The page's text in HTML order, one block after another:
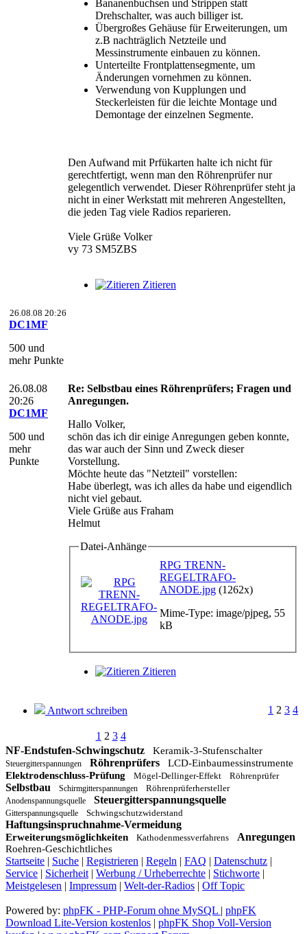
Bananenbuchsen und Strippen statt
Drehschalter, was auch billiger ist.
Übergroßes Gehäuse für Erweiterungen, um
z.B nachträglich Netzteile und
Messinstrumente einbauen zu können.
Unterteilte Frontplattensegmente, um
Änderungen vornehmen zu können.
Verwendung von Kupplungen und
Steckerleisten für die leichte Montage und
Demontage der einzelnen Segmente.
Den Aufwand mit Prfükarten halte ich nicht für
gerechtfertigt, wenn man den Röhrenprüfer nur
gelegentlich verwendet. Dieser Röhrenprüfer steht ja
nicht in einer Werkstatt mit mehreren Angestellten,
die jeden Tag viele Radios reparieren.
Viele Grüße Volker
vy 73 SM5ZBS
Zitieren
26.08.08 20:26
DC1MF
500 und
mehr Punkte
26.08.08
20:26
DC1MF
500 und
mehr
Punkte
Re: Selbstbau eines Röhrenprüfers; Fragen und
Anregungen.
Hallo Volker,
schön das ich dir einige Anregungen geben konnte,
das war auch der Sinn und Zweck dieser
Vorstellung.
Möchte heute das "Netzteil" vorstellen:
Habe überlegt, was ich alles da habe und eigendlich
nicht viel gebaut.
Viele Grüße aus Fraham
Helmut
Datei-Anhänge
RPG TRENN-
REGELTRAFO-
ANODE.jpg (1262x)
Mime-Type: image/pjpeg, 55
kB
Zitieren
Antwort schreiben 1 2 3 4
1 2 3 4
NF-Endstufen-Schwingschutz
Keramik-3-Stufenschalter
Steuergitterspannungen Röhrenprüfers
LCD-Einbaumessinstrumente
Elektrodenschluss-Prüfung
Mögel-Dellinger-Effekt Röhrenprüfer
Selbstbau Schirmgitterspannungen Röhrenprüferhersteller
Anodenspannungsquelle Steuergitterspannungsquelle
Gitterspannungsquelle Schwingschutzwiderstand
Haftungsinspruchnahme-Vermeidung
Erweiterungsmöglichkeiten Kathodenmessverfahrens Anregungen
Roehren-Geschichtliches
Startseite | Suche | Registrieren | Regeln | FAQ | Datenschutz |
Service | Sicherheit | Werbung / Urheberrechte | Stichworte |
Meistgelesen | Impressum | Welt-der-Radios | Off Topic
Powered by: phpFK - PHP-Forum ohne MySQL | phpFK
Download Lite-Version kostenlos | phpFK Shop Voll-Version